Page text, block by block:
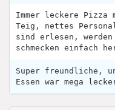
Immer leckere Pizza
Teig, nettes
sind erlesen,
schmecken einfach
Super freundliche,
Essen war mega